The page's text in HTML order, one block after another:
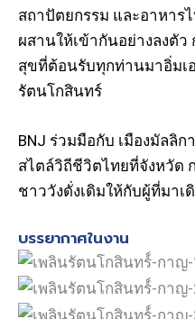
สถาปัตยกรรม และอาหาร
ผสานให้เข้ากันอย่างลงตั
สุขที่ต้อนรับทุกท่านมาอิ่มเ
รัตนโกสินทร์
BNJ ร่วมมือกับ เมืองมัลลิก
สไตล์วิถีชีวิตไทยที่จังหวัด
ชาววังดั่งเดิมให้กับผู้ที่มาเ
บรรยากาศในงาน